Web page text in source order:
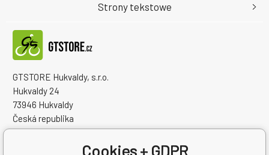
GTSTORE Hukvaldy, s.r.o.
Hukvaldy 24
73946 Hukvaldy
Česká republika
Numer identyfikacyjny firmy: 22259848
Strony tekstowe
Cookies + GDPR